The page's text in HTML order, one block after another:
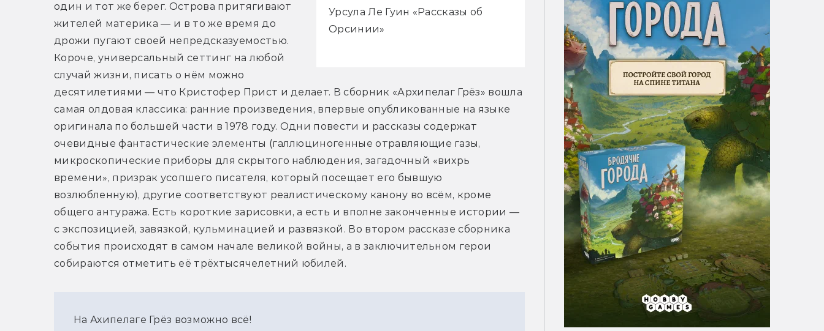
Урсула Ле Гуин «Рассказы об
Орсинии»
один и тот же берег. Острова притягивают
жителей материка — и в то же время до
дрожи пугают своей непредсказуемостью.
Короче, универсальный сеттинг на любой
случай жизни, писать о нём можно
десятилетиями — что Кристофер Прист и делает. В сборник «Архипелаг Грёз» вошла
самая олдовая классика: ранние произведения, впервые опубликованные на языке
оригинала по большей части в 1978 году. Одни повести и рассказы содержат
очевидные фантастические элементы (галлюциногенные отравляющие газы,
микроскопические приборы для скрытого наблюдения, загадочный «вихрь
времени», призрак усопшего писателя, который посещает его бывшую
возлюбленную), другие соответствуют реалистическому канону во всём, кроме
общего антуража. Есть короткие зарисовки, а есть и вполне законченные истории —
с экспозицией, завязкой, кульминацией и развязкой. Во втором рассказе сборника
события происходят в самом начале великой войны, а в заключительном герои
собираются отметить её трёхтысячелетний юбилей.
На Ахипелаге Грёз возможно всё!